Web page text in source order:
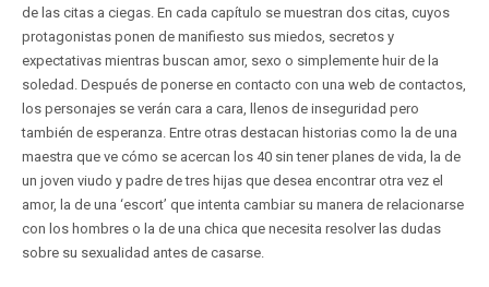
de las citas a ciegas. En cada capítulo se muestran dos citas, cuyos
protagonistas ponen de manifiesto sus miedos, secretos y
expectativas mientras buscan amor, sexo o simplemente huir de la
soledad. Después de ponerse en contacto con una web de contactos,
los personajes se verán cara a cara, llenos de inseguridad pero
también de esperanza. Entre otras destacan historias como la de una
maestra que ve cómo se acercan los 40 sin tener planes de vida, la de
un joven viudo y padre de tres hijas que desea encontrar otra vez el
amor, la de una ‘escort’ que intenta cambiar su manera de relacionarse
con los hombres o la de una chica que necesita resolver las dudas
sobre su sexualidad antes de casarse.